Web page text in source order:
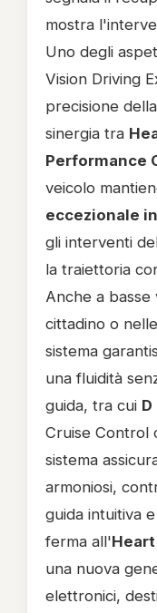
mostra
Uno degli
Vision Driving
precisione
sinergia tra
Performance
veicolo
eccezionale
gli interventi
la traiettoria
Anche a
cittadino o
sistema
una fluidità
guida, tra cui D
Cruise Control
sistema
armoniosi,
guida intuitiva
ferma all'
una nuova
elettronici,